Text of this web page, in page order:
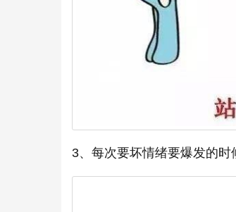
3、每次要坏情绪要爆发的